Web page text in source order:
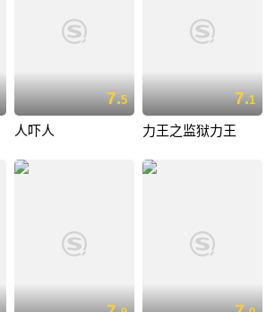
7.5
人吓人
7.1
力王之监狱力王